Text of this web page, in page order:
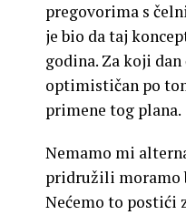
pregovorima s
je bio da taj
godina. Za koji
optimističan po
primene tog plana.
Nemamo mi
pridružili moramo
Nećemo to postići